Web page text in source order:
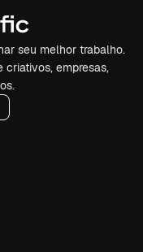
seu melhor trabalho.
criativos, empresas,